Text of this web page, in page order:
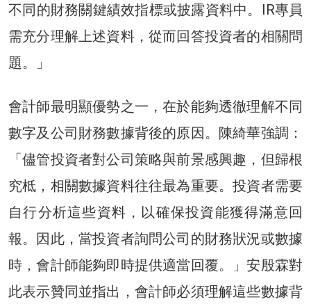
不同的財務關鍵績效指標或披露資料中。IR專員
需充分理解上述資料，從而回答投資者的相關問
題。」
會計師最明顯優勢之一，在於能夠透徹理解不同
數字及公司財務數據背後的原因。陳綺華強調：
「儘管投資者對公司策略與前景感興趣，但歸根
究柢，相關數據資料往往最為重要。投資者需要
自行分析這些資料，以確保投資能獲得滿意回
報。因此，當投資者詢問公司的財務狀況或數據
時，會計師能夠即時提供適當回覆。」安殷霖對
此表示贊同並指出，會計師必須理解這些數據背